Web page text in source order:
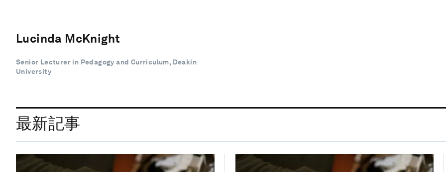
Lucinda McKnight
Senior Lecturer in Pedagogy and Curriculum, Deakin
University
最新記事